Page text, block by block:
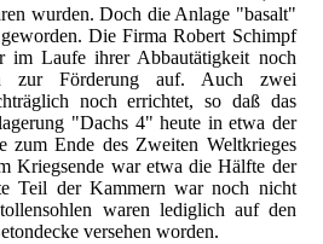
wurden. Doch die Anlage "basalt"
Die Firma Robert Schimpf
im Laufe ihrer Abbautätigkeit noch
zur Förderung auf. Auch zwei
noch errichtet, so daß das
"Dachs 4" heute in etwa der
zum Ende des Zweiten Weltkrieges
Kriegsende war etwa die Hälfte der
Teil der Kammern war noch nicht
waren lediglich auf den
versehen worden.